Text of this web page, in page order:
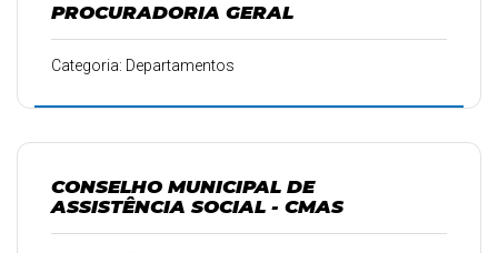
PROCURADORIA GERAL
Categoria: Departamentos
CONSELHO MUNICIPAL DE
ASSISTÊNCIA SOCIAL - CMAS